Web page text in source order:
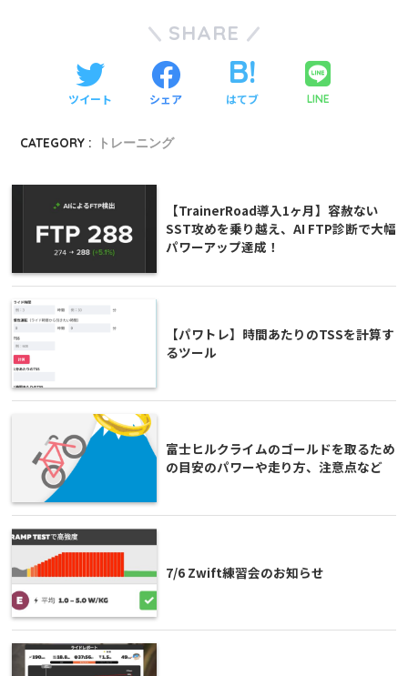
SHARE
ツイート シェア はてブ LINE
CATEGORY : トレーニング
【TrainerRoad導入1ヶ月】容赦ない
SST攻めを乗り越え、AI FTP診断で大幅
パワーアップ達成！
【パワトレ】時間あたりのTSSを計算す
るツール
富士ヒルクライムのゴールドを取るため
の目安のパワーや走り方、注意点など
7/6 Zwift練習会のお知らせ